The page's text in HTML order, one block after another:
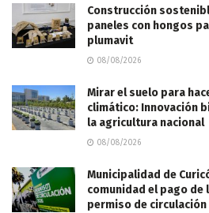
Construcción
paneles con hongos
plumavit
08/08/2026
Mirar el suelo para
climático: Innovación
la agricultura nacional
08/08/2026
Municipalidad de
comunidad el pago de
permiso de